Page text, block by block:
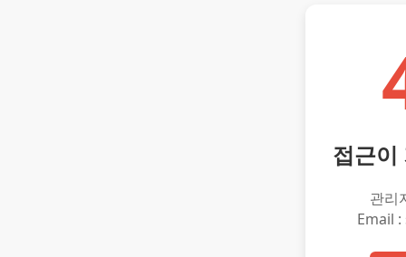
접근이
관리
Email